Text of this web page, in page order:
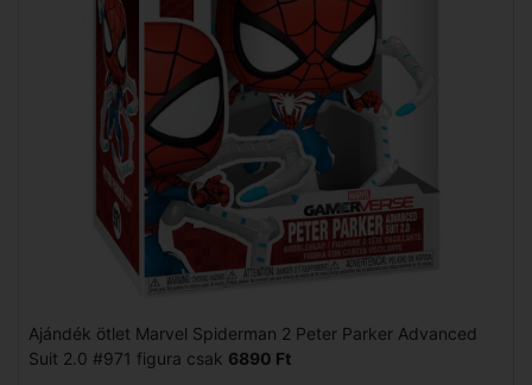
Ajándék ötlet Marvel Spiderman 2 Peter Parker Advanced
Suit 2.0 #971 figura csak 6890 Ft